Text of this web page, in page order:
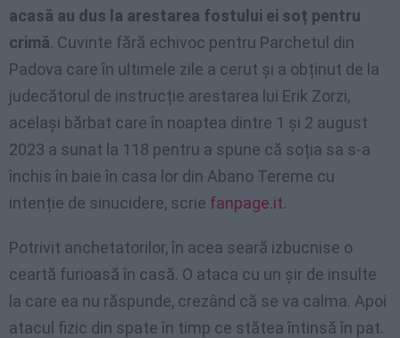
acasă au dus la arestarea fostului ei soț pentru
crimă. Cuvinte fără echivoc pentru Parchetul din
Padova care în ultimele zile a cerut și a obținut de la
judecătorul de instrucție arestarea lui Erik Zorzi,
același bărbat care în noaptea dintre 1 și 2 august
2023 a sunat la 118 pentru a spune că soția sa s-a
închis în baie în casa lor din Abano Tereme cu
intenție de sinucidere, scrie fanpage.it.
Potrivit anchetatorilor, în acea seară izbucnise o
ceartă furioasă în casă. O ataca cu un șir de insulte
la care ea nu răspunde, crezând că se va calma. Apoi
atacul fizic din spate în timp ce stătea întinsă în pat.